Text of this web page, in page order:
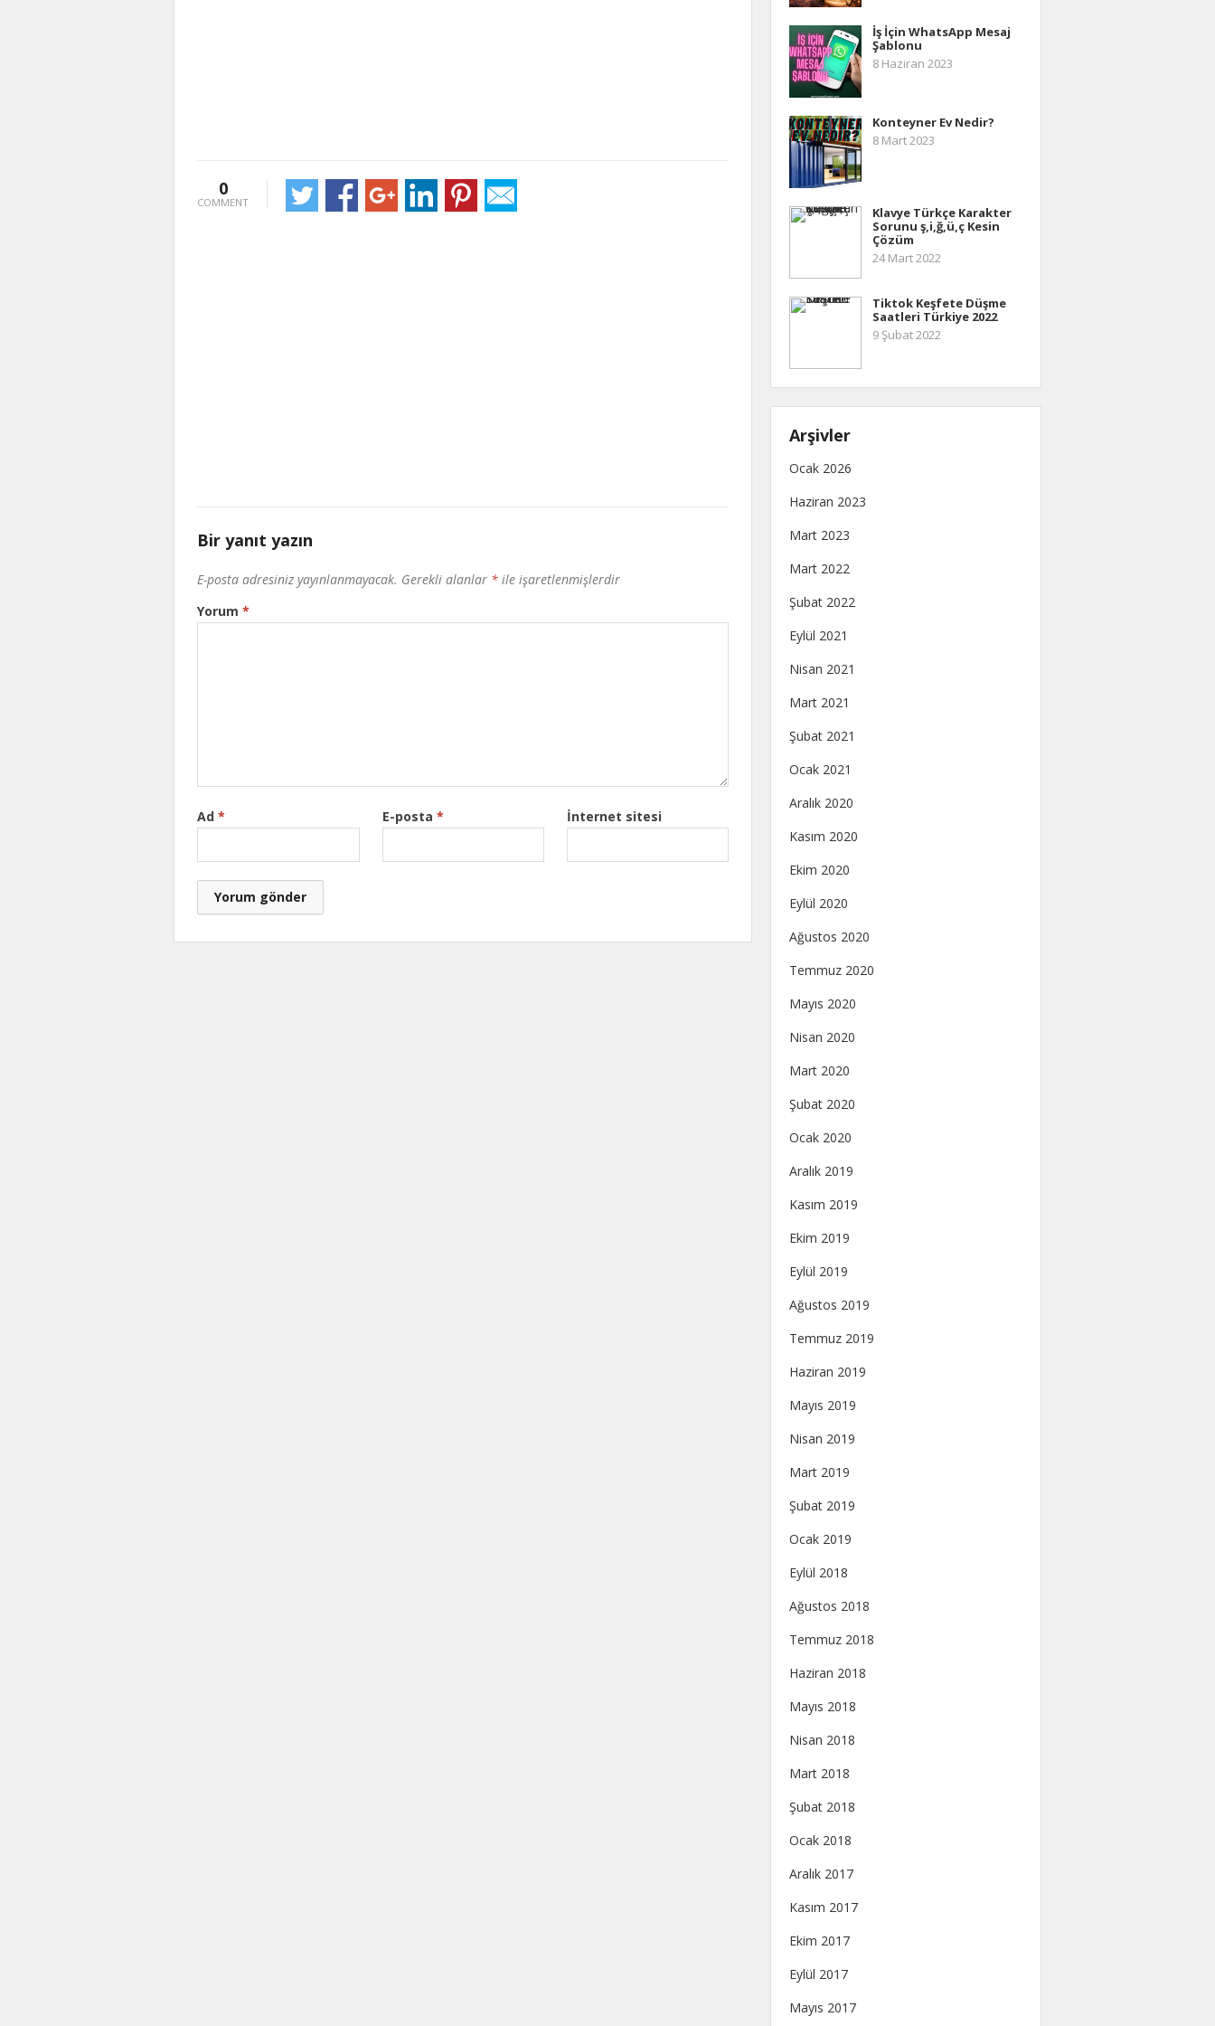
0
COMMENT
Bir yanıt yazın
E-posta adresiniz yayınlanmayacak. Gerekli alanlar * ile işaretlenmişlerdir
Yorum *
Ad * E-posta * İnternet sitesi
İş İçin WhatsApp Mesaj
Şablonu
8 Haziran 2023
Konteyner Ev Nedir?
8 Mart 2023
Klavye Türkçe Karakter
Sorunu ş,i,ğ,ü,ç Kesin
Çözüm
24 Mart 2022
Tiktok Keşfete Düşme
Saatleri Türkiye 2022
9 Şubat 2022
Arşivler
Ocak 2026
Haziran 2023
Mart 2023
Mart 2022
Şubat 2022
Eylül 2021
Nisan 2021
Mart 2021
Şubat 2021
Ocak 2021
Aralık 2020
Kasım 2020
Ekim 2020
Eylül 2020
Ağustos 2020
Temmuz 2020
Mayıs 2020
Nisan 2020
Mart 2020
Şubat 2020
Ocak 2020
Aralık 2019
Kasım 2019
Ekim 2019
Eylül 2019
Ağustos 2019
Temmuz 2019
Haziran 2019
Mayıs 2019
Nisan 2019
Mart 2019
Şubat 2019
Ocak 2019
Eylül 2018
Ağustos 2018
Temmuz 2018
Haziran 2018
Mayıs 2018
Nisan 2018
Mart 2018
Şubat 2018
Ocak 2018
Aralık 2017
Kasım 2017
Ekim 2017
Eylül 2017
Mayıs 2017